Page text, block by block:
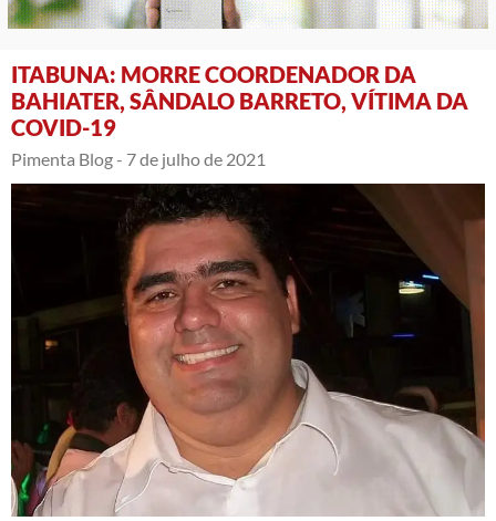
ITABUNA: MORRE COORDENADOR DA
BAHIATER, SÂNDALO BARRETO, VÍTIMA DA
COVID-19
Pimenta Blog - 7 de julho de 2021